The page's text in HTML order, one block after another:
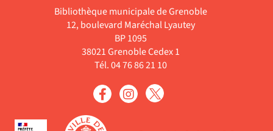
qui est amoureux d...
Livre
Bibliothèque municipale de Grenoble
12, boulevard Maréchal Lyautey
BP 1095
38021 Grenoble Cedex 1
Tél. 04 76 86 21 10